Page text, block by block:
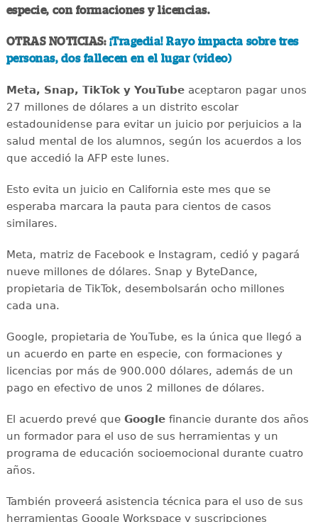
especie, con formaciones y licencias.
OTRAS NOTICIAS: ¡Tragedia! Rayo impacta sobre tres
personas, dos fallecen en el lugar (video)
Meta, Snap, TikTok y YouTubeaceptaron pagar unos
27 millones de dólares a un distrito escolar
estadounidense para evitar un juicio por perjuicios a la
salud mental de los alumnos, según los acuerdos a los
que accedió la AFP este lunes.
Esto evita un juicio en California este mes que se
esperaba marcara la pauta para cientos de casos
similares.
Meta, matriz de Facebook e Instagram, cedió y pagará
nueve millones de dólares. Snap y ByteDance,
propietaria de TikTok, desembolsarán ocho millones
cada una.
Google, propietaria de YouTube, es la única que llegó a
un acuerdo en parte en especie, con formaciones y
licencias por más de 900.000 dólares, además de un
pago en efectivo de unos 2 millones de dólares.
El acuerdo prevé queGooglefinancie durante dos años
un formador para el uso de sus herramientas y un
programa de educación socioemocional durante cuatro
años.
También proveerá asistencia técnica para el uso de sus
herramientas Google Workspace y suscripciones